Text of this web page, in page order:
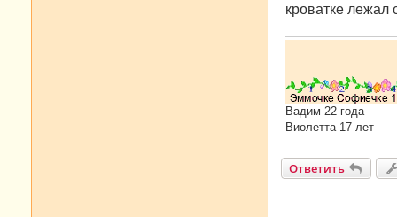
кроватке лежал
Вадим 22 года
Виолетта 17 лет
Ответить